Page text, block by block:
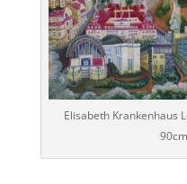
Elisabeth Krankenhaus